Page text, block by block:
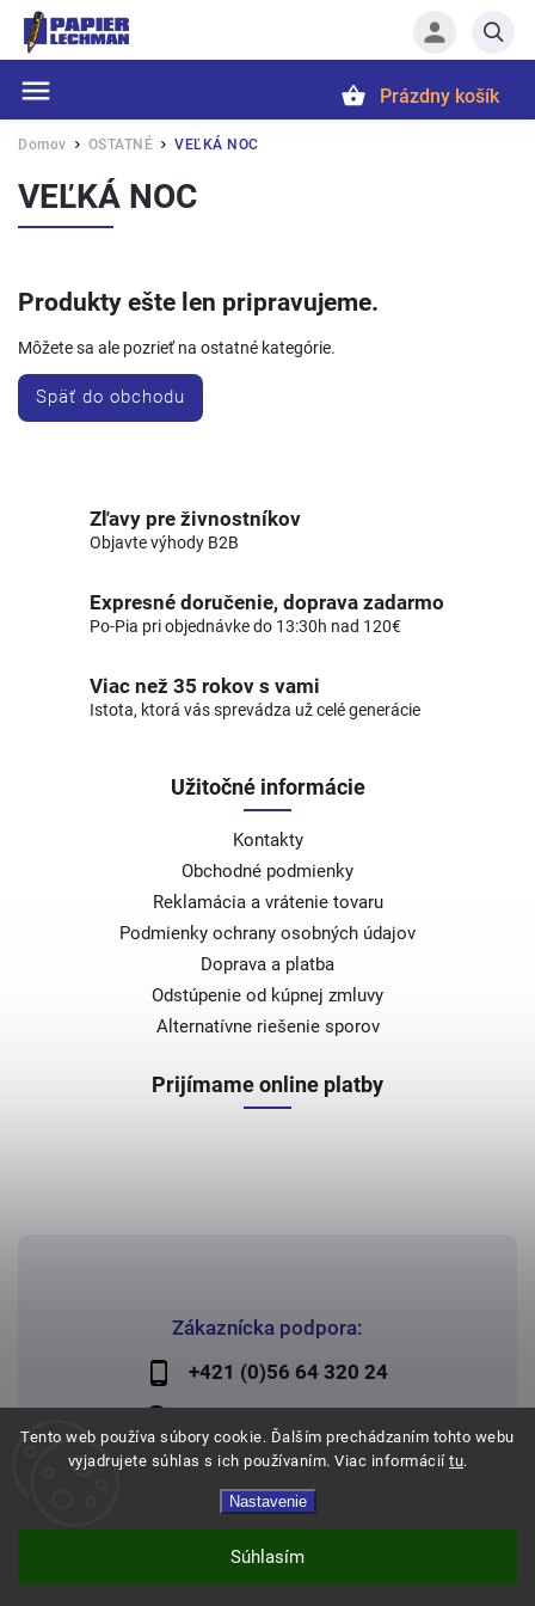
Tento web používa súbory cookie. Ďalším prechádzaním tohto webu
vyjadrujete súhlas s ich používaním. Viac informácií tu.
Nastavenie
Súhlasím
Hľadať
Prázdny košík
Domov / OSTATNÉ / VEĽKÁ NOC
VEĽKÁ NOC
Produkty ešte len pripravujeme.
Môžete sa ale pozrieť na ostatné kategórie.
Späť do obchodu
Zľavy pre živnostníkov
Objavte výhody B2B
Expresné doručenie, doprava zadarmo
Po-Pia pri objednávke do 13:30h nad 120€
Viac než 35 rokov s vami
Istota, ktorá vás sprevádza už celé generácie
Zákaznícka podpora:
+421 (0)56 64 320 24
Užitočné informácie
Kontakty
Obchodné podmienky
Reklamácia a vrátenie tovaru
Podmienky ochrany osobných údajov
Doprava a platba
Odstúpenie od kúpnej zmluvy
Alternatívne riešenie sporov
Prijímame online platby
Copyright 2026Papier Lechman. Všetky práva vyhradené.
Shoptet | Design